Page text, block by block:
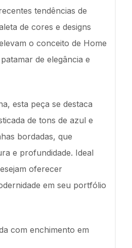
tendências de
de cores e designs
o conceito de Home
de elegância e
esta peça se destaca
de tons de azul e
bordadas, que
e profundidade. Ideal
oferecer
em seu portfólio
com enchimento em